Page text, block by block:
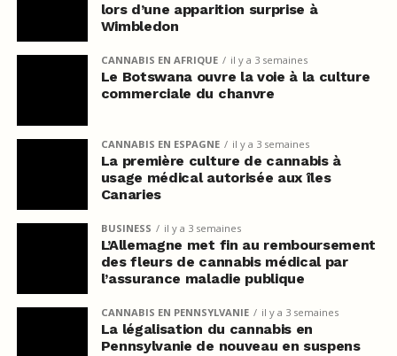
lors d’une apparition surprise à
Wimbledon
CANNABIS EN AFRIQUE il y a 3 semaines
Le Botswana ouvre la voie à la culture
commerciale du chanvre
CANNABIS EN ESPAGNE il y a 3 semaines
La première culture de cannabis à
usage médical autorisée aux îles
Canaries
BUSINESS il y a 3 semaines
L’Allemagne met fin au remboursement
des fleurs de cannabis médical par
l’assurance maladie publique
CANNABIS EN PENNSYLVANIE il y a 3 semaines
La légalisation du cannabis en
Pennsylvanie de nouveau en suspens